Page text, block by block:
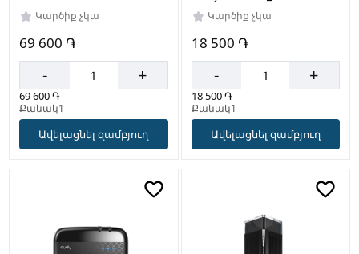
Կարծիք չկա
69 600 ֏
- +
69 600 ֏
Քանակ1
Ավելացնել զամբյուղ
Կարծիք չկա
18 500 ֏
- +
18 500 ֏
Քանակ1
Ավելացնել զամբյուղ